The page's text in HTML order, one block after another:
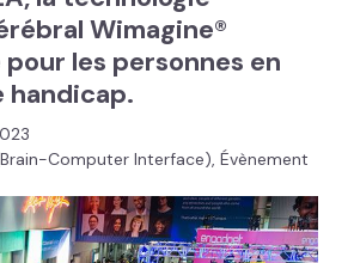
Wimagine®
les personnes en
Computer Interface), Évènement